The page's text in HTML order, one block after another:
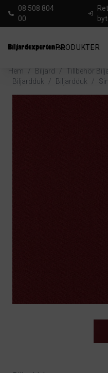
08 508 804
00
PRODUKTER
Hem / Biljard / Tillbehör
Biljardduk
/ Biljardduk /